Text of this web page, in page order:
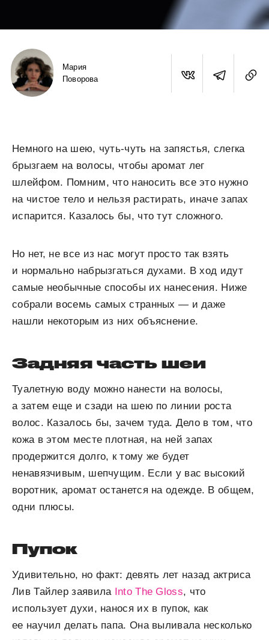
Мария
Поворова
Немного на шею, чуть-чуть на запястья, слегка
брызгаем на волосы, чтобы аромат лег
шлейфом. Помним, что наносить все это нужно
на чистое тело и нельзя растирать, иначе запах
испарится. Казалось бы, что тут сложного.
Но нет, не все из нас могут просто так взять
и нормально набрызгаться духами. В ход идут
самые необычные способы их нанесения. Ниже
собрали восемь самых странных — и даже
нашли некоторым из них объяснение.
Задняя часть шеи
Туалетную воду можно нанести на волосы,
а затем еще и сзади на шею по линии роста
волос. Казалось бы, зачем туда. Дело в том, что
кожа в этом месте плотная, на ней запах
продержится долго, к тому же будет
ненавязчивым, шепчущим. Если у вас высокий
воротник, аромат останется на одежде. В общем,
одни плюсы.
Пупок
Удивительно, но факт: девять лет назад актриса
Лив Тайлер заявила Into The Gloss, что
использует духи, нанося их в пупок, как
ее научил делать папа. Она выливала несколько